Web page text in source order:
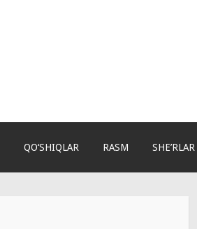
QO‘SHIQLAR RASM SHE’RLAR